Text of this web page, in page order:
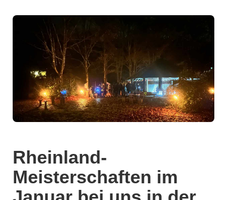
Rheinland-
Meisterschaften im